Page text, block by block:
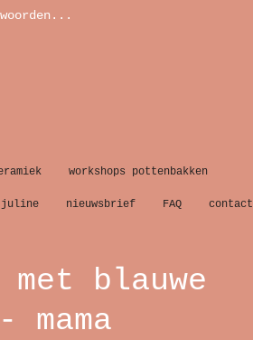
workshops pottenbakken
nieuwsbrief FAQ contact
blauwe